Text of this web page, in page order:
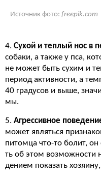
Источник фото: freepik.com
4. Сухой и теплый нос в
собаки, а также у пса,
не может быть сухим и
период активности, а
40 градусов и выше,
мы.
5. Агрессивное
может являться
питомца что-то болит, он
ть об этом возможности
дением показать